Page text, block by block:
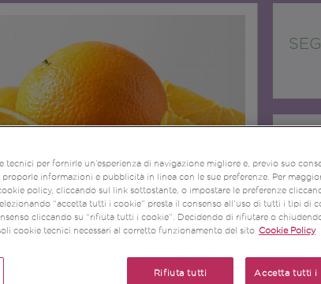
Sei
Sai
tecnici per fornirle un’esperienza di navigazione migliore e, previo suo
informazioni e pubblicità in linea con le sue preferenze. Per
policy, cliccando sul link sottostante, o impostare le preferenze
“accetta tutti i cookie” presta il consenso all’uso di tutti i tipi di
cliccando su “rifiuta tutti i cookie”. Decidendo di rifiutare o
cookie tecnici necessari al corretto funzionamento del sito Cookie Policy
Rifiuta tutti Accetta tutti i